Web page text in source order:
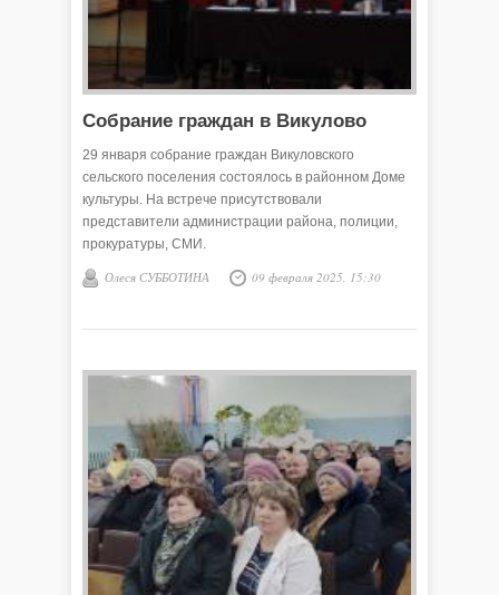
Собрание граждан в Викулово
29 января собрание граждан Викуловского
сельского поселения состоялось в районном Доме
культуры. На встрече присутствовали
представители администрации района, полиции,
прокуратуры, СМИ.
Олеся СУББОТИНА 09 февраля 2025, 15:30